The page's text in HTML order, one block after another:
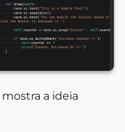
a ideia